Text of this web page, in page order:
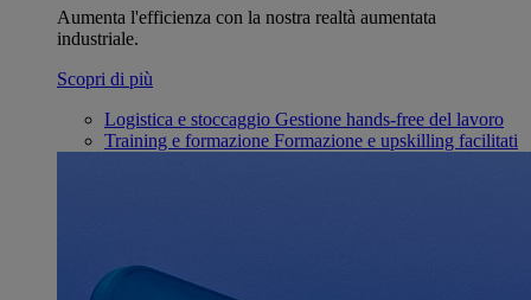
Aumenta l'efficienza con la nostra realtà aumentata
industriale.
Scopri di più
Logistica e stoccaggio Gestione hands-free del lavoro
Training e formazione Formazione e upskilling facilitati